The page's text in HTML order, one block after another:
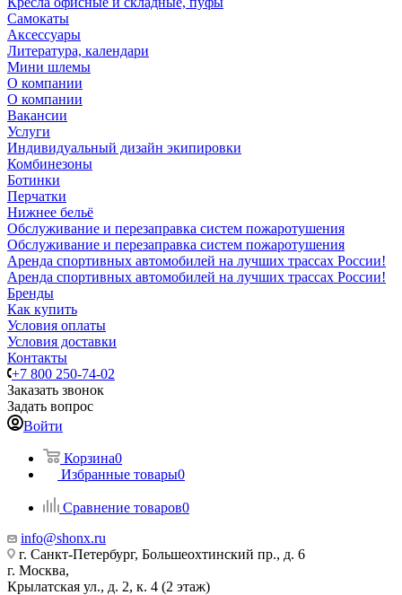
Самокаты
Аксессуары
Литература, календари
Мини шлемы
О компании
О компании
Вакансии
Услуги
Индивидуальный дизайн экипировки
Комбинезоны
Ботинки
Перчатки
Нижнее бельё
Обслуживание и перезаправка систем пожаротушения
Обслуживание и перезаправка систем пожаротушения
Аренда спортивных автомобилей на лучших трассах России!
Аренда спортивных автомобилей на лучших трассах России!
Бренды
Как купить
Условия оплаты
Условия доставки
Контакты
+7 800 250-74-02
Заказать звонок
Задать вопрос
Войти
Корзина0
Избранные товары0
Сравнение товаров0
info@shonx.ru
г. Санкт-Петербург, Большеохтинский пр., д. 6
г. Москва,
Крылатская ул., д. 2, к. 4 (2 этаж)